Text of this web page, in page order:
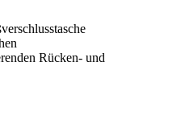
Rücken- und